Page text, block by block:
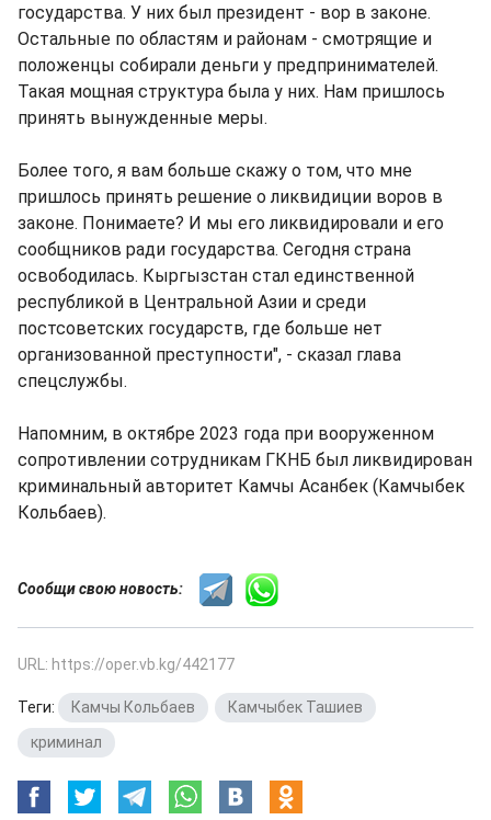
государства. У них был президент - вор в законе.
Остальные по областям и районам - смотрящие и
положенцы собирали деньги у предпринимателей.
Такая мощная структура была у них. Нам пришлось
принять вынужденные меры.
Более того, я вам больше скажу о том, что мне
пришлось принять решение о ликвидиции воров в
законе. Понимаете? И мы его ликвидировали и его
сообщников ради государства. Сегодня страна
освободилась. Кыргызстан стал единственной
республикой в Центральной Азии и среди
постсоветских государств, где больше нет
организованной преступности", - сказал глава
спецслужбы.
Напомним, в октябре 2023 года при вооруженном
сопротивлении сотрудникам ГКНБ был ликвидирован
криминальный авторитет Камчы Асанбек (Камчыбек
Кольбаев).
Сообщи свою новость:
URL: https://oper.vb.kg/442177
Теги: Камчы Кольбаев Камчыбек Ташиев
криминал